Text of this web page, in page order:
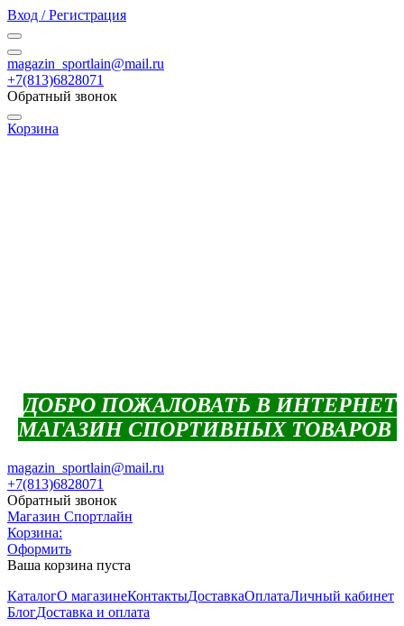
Вход / Регистрация
magazin_sportlain@mail.ru
+7(813)6828071
Обратный звонок
Корзина
ДОБРО ПОЖАЛОВАТЬ В ИНТЕРНЕТ
МАГАЗИН СПОРТИВНЫХ ТОВАРОВ
magazin_sportlain@mail.ru
+7(813)6828071
Обратный звонок
Магазин Спортлайн
Корзина:
Оформить
Ваша корзина пуста
КаталогО магазинеКонтактыДоставкаОплатаЛичный кабинет
БлогДоставка и оплата